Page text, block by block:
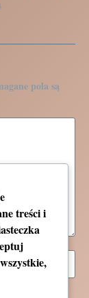
pola są
treści i
,